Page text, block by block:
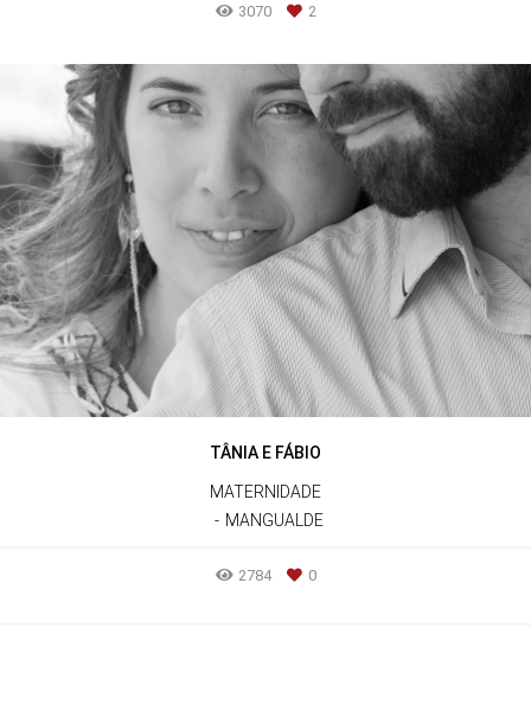
3070 2
TÂNIA E FÁBIO
MATERNIDADE
MANGUALDE
2784 0